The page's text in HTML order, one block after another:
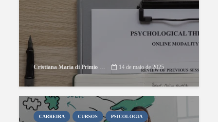
Cristiana Maria di Primio Gonçalves 14 de maio de 2025
CARREIRA CURSOS PSICOLOGIA